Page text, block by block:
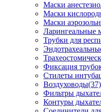
Маски
Маски
Маски
Ларингеальные
Трубки для
Фиксация
Стилеты
Воздуховоды(37)
Фильтры
Контуры